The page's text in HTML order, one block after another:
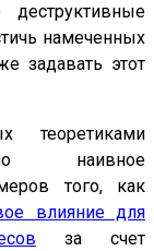
намеченных
задавать этот
теоретиками
наивное
того, как
влияние для
за счет